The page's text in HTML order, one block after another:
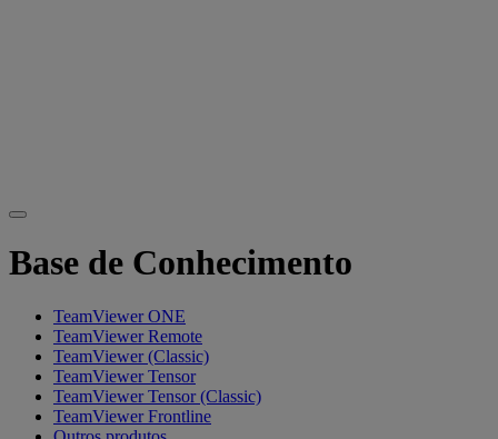
Base de Conhecimento
TeamViewer ONE
TeamViewer Remote
TeamViewer (Classic)
TeamViewer Tensor
TeamViewer Tensor (Classic)
TeamViewer Frontline